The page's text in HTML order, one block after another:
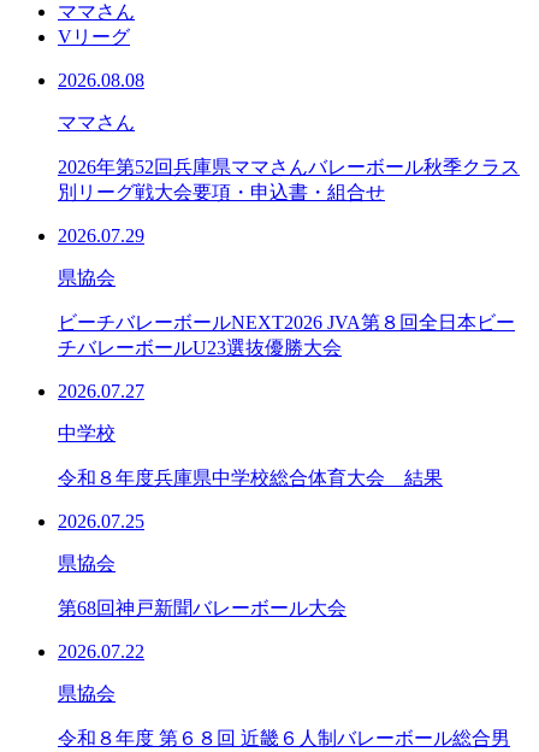
ママさん
Vリーグ
2026.08.08
ママさん
2026年第52回兵庫県ママさんバレーボール秋季クラス
別リーグ戦大会要項・申込書・組合せ
2026.07.29
県協会
ビーチバレーボールNEXT2026 JVA第８回全日本ビー
チバレーボールU23選抜優勝大会
2026.07.27
中学校
令和８年度兵庫県中学校総合体育大会 結果
2026.07.25
県協会
第68回神戸新聞バレーボール大会
2026.07.22
県協会
令和８年度 第６８回 近畿６人制バレーボール総合男